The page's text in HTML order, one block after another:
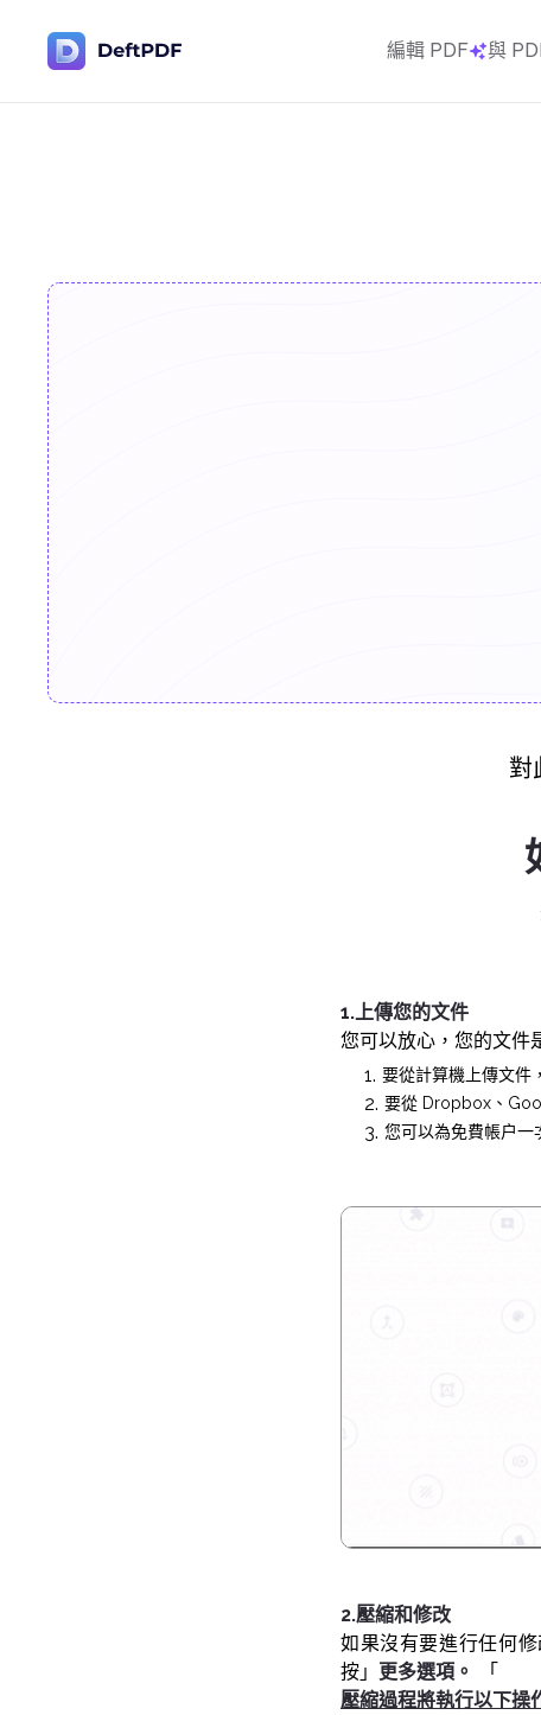
編輯 PDF 與
對
1.上傳您的文件
您可以放心，您的文件
要從計算機上傳文件
要從 Dropbox、
您可以為免費帳户一
2.壓縮和修改
如果沒有要進行任何修
按」 更多選項。
「
壓縮過程將執行以下操